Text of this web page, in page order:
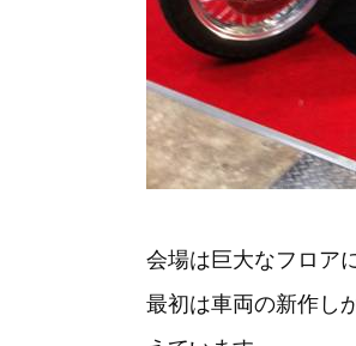
会場は巨大なフロア
最初は車両の新作し